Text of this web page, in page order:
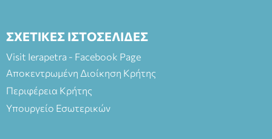
ΣΧΕΤΙΚΕΣ ΙΣΤΟΣΕΛΙΔΕΣ
Visit Ierapetra - Facebook Page
Αποκεντρωμένη Διοίκηση Κρήτης
Περιφέρεια Κρήτης
Υπουργείο Εσωτερικών